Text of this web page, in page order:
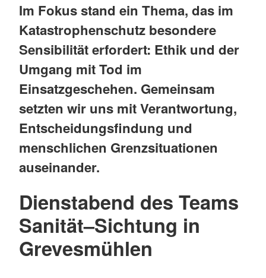
Im Fokus stand ein Thema, das im
Katastrophenschutz besondere
Sensibilität erfordert: Ethik und der
Umgang mit Tod im
Einsatzgeschehen. Gemeinsam
setzten wir uns mit Verantwortung,
Entscheidungsfindung und
menschlichen Grenzsituationen
auseinander.
Dienstabend des Teams
Sanität–Sichtung in
Grevesmühlen